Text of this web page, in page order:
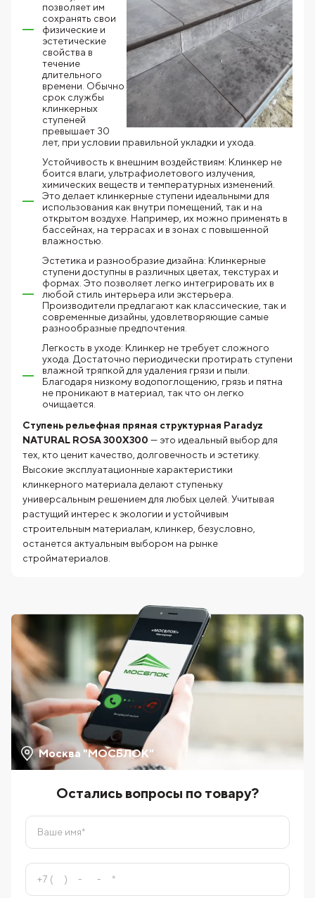
позволяет им
сохранять свои
физические и
эстетические
свойства в
течение
длительного
времени. Обычно
срок службы
клинкерных
ступеней
превышает 30
лет, при условии правильной укладки и ухода.
Устойчивость к внешним воздействиям: Клинкер не
боится влаги, ультрафиолетового излучения,
химических веществ и температурных изменений.
Это делает клинкерные ступени идеальными для
использования как внутри помещений, так и на
открытом воздухе. Например, их можно применять в
бассейнах, на террасах и в зонах с повышенной
влажностью.
Эстетика и разнообразие дизайна: Клинкерные
ступени доступны в различных цветах, текстурах и
формах. Это позволяет легко интегрировать их в
любой стиль интерьера или экстерьера.
Производители предлагают как классические, так и
современные дизайны, удовлетворяющие самые
разнообразные предпочтения.
Легкость в уходе: Клинкер не требует сложного
ухода. Достаточно периодически протирать ступени
влажной тряпкой для удаления грязи и пыли.
Благодаря низкому водопоглощению, грязь и пятна
не проникают в материал, так что он легко
очищается.
Ступень рельефная прямая структурная Paradyz
NATURAL ROSA 300X300 — это идеальный выбор для
тех, кто ценит качество, долговечность и эстетику.
Высокие эксплуатационные характеристики
клинкерного материала делают ступеньку
универсальным решением для любых целей. Учитывая
растущий интерес к экологии и устойчивым
строительным материалам, клинкер, безусловно,
останется актуальным выбором на рынке
стройматериалов.
Москва "МОСБЛОК"
Остались вопросы по товару?